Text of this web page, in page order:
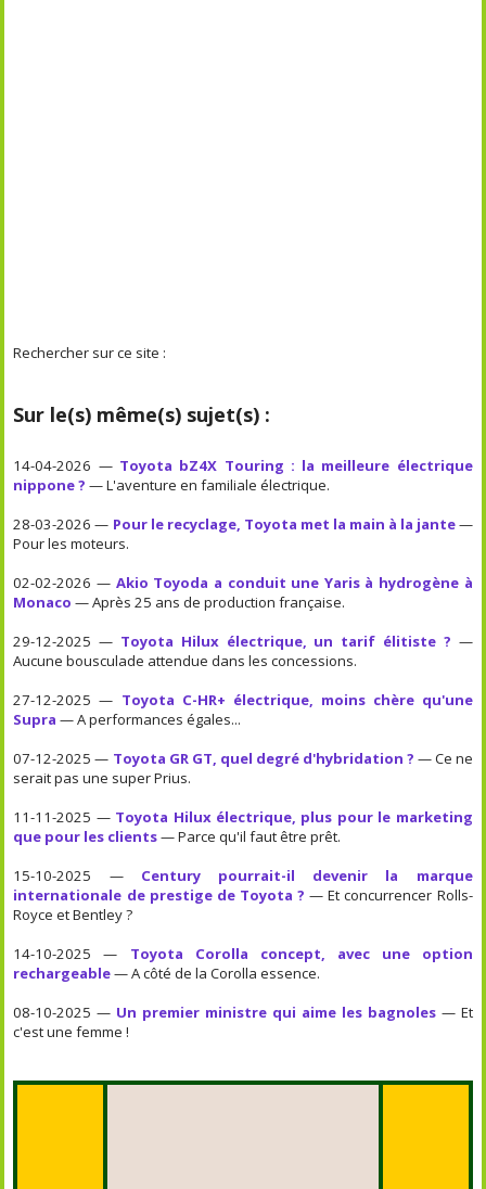
Rechercher sur ce site :
Sur le(s) même(s) sujet(s) :
14-04-2026 — Toyota bZ4X Touring : la meilleure électrique
nippone ? — L'aventure en familiale électrique.
28-03-2026 — Pour le recyclage, Toyota met la main à la jante—
Pour les moteurs.
02-02-2026 — Akio Toyoda a conduit une Yaris à hydrogène à
Monaco — Après 25 ans de production française.
29-12-2025 — Toyota Hilux électrique, un tarif élitiste ? —
Aucune bousculade attendue dans les concessions.
27-12-2025 — Toyota C-HR+ électrique, moins chère qu'une
Supra — A performances égales...
07-12-2025 — Toyota GR GT, quel degré d'hybridation ? — Ce ne
serait pas une super Prius.
11-11-2025 — Toyota Hilux électrique, plus pour le marketing
que pour les clients— Parce qu'il faut être prêt.
15-10-2025 — Century pourrait-il devenir la marque
internationale de prestige de Toyota ? — Et concurrencer Rolls-
Royce et Bentley ?
14-10-2025 — Toyota Corolla concept, avec une option
rechargeable— A côté de la Corolla essence.
08-10-2025 — Un premier ministre qui aime les bagnoles— Et
c'est une femme !